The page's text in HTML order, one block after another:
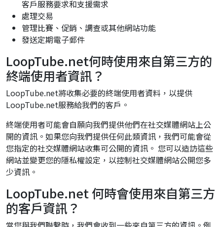
客戶服務要求和支援需求
處理交易
管理比賽、促銷、調查或其他網站功能
發送定期電子郵件
LoopTube.net何時使用來自第三方的
終端使用者資訊？
LoopTube.net將收集必要的終端使用者資料，以提供
LoopTube.net服務給我們的客戶。
終端使用者可能會自願向我們提供他們在社交媒體網站上公
開的資訊。如果您向我們提供任何此類資訊，我們可能會從
您指定的社交媒體網站收集可公開的資訊。 您可以造訪這些
網站並變更您的隱私權設定，以控制社交媒體網站公開您多
少資訊。
LoopTube.net 何時會使用來自第三方
的客戶資訊？